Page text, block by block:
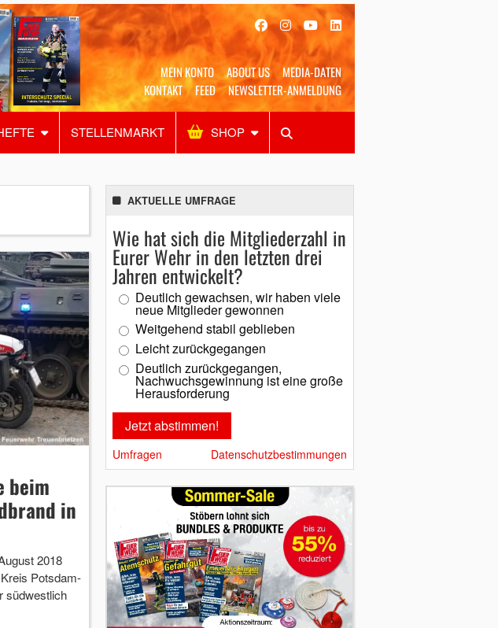
MEIN KONTO ABOUT US
MEDIA-DATEN
KONTAKT
FEED NEWSLETTER-ANMELDUNG
STELLENMARKT SHOP
Alles Shop SUCHEN
beim
in
2018
Potsdam-
südwestlich
AKTUELLE UMFRAGE
Wie hat sich die Mitgliederzahl in
Eurer Wehr in den letzten drei
Jahren entwickelt?
Deutlich gewachsen, wir haben viele
neue Mitglieder gewonnen
Weitgehend stabil geblieben
Leicht zurückgegangen
Deutlich zurückgegangen,
Nachwuchsgewinnung ist eine große
Herausforderung
Umfragen Datenschutzbestimmungen